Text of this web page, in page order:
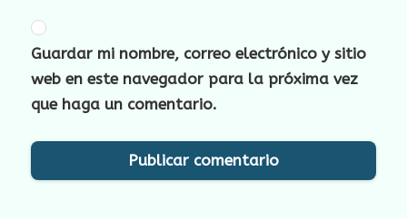
Guardar mi nombre, correo electrónico y sitio
web en este navegador para la próxima vez
que haga un comentario.